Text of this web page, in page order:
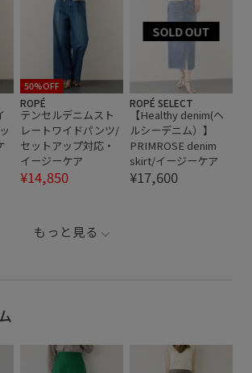
50%OFF
ROPÉ
テンセルデニムスト
レートワイドパンツ/
セットアップ対応・
イージーケア
¥14,850
ROPÉ SELECT
【Healthy denim(ヘ
ルシーデニム）】
PRIMROSE denim
skirt/イージーケア
¥17,600
もっと見る